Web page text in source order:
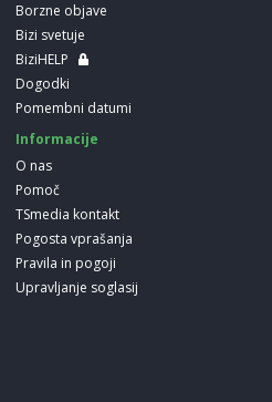
Borzne objave
Bizi svetuje
BiziHELP
Dogodki
Pomembni datumi
Informacije
O nas
Pomoč
TSmedia kontakt
Pogosta vprašanja
Pravila in pogoji
Upravljanje soglasij